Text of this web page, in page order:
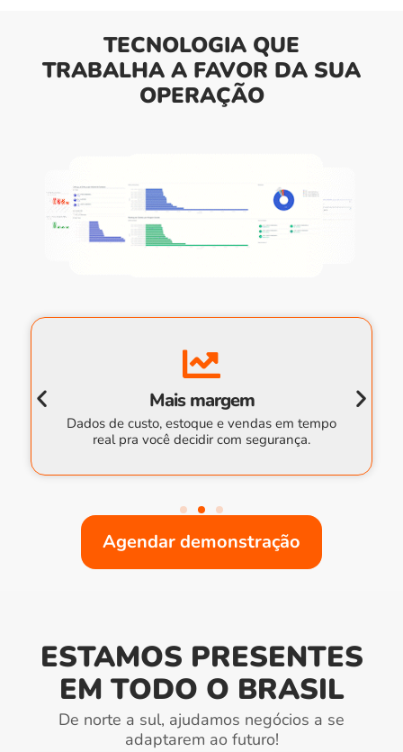
TECNOLOGIA QUE
TRABALHA A FAVOR DA SUA
OPERAÇÃO
Mais margem
Dados de custo, estoque e vendas em tempo
real pra você decidir com segurança.
Agendar demonstração
ESTAMOS PRESENTES
EM TODO O BRASIL
De norte a sul, ajudamos negócios a se
adaptarem ao futuro!